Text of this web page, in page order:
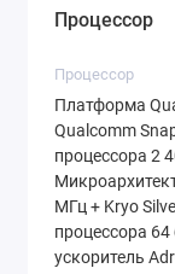
брендов. Вы
Быстрая
Магазин
Беларуси.
уже через
Гарантия
Процессор
Процессор
Платформа
Qualcomm
процессора 2
МГц + Kryo
процессора
ускоритель